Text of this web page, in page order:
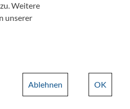
Weitere
unserer
OK
Ablehnen